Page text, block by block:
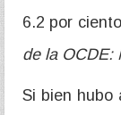
6.2 por
de la OCDE:
Si bien hubo